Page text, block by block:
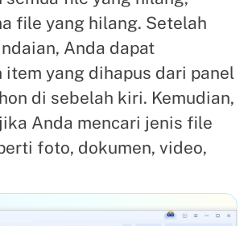
file yang hilang. Setelah
Anda dapat
item yang dihapus dari panel
di sebelah kiri. Kemudian,
Anda mencari jenis file
foto, dokumen, video,